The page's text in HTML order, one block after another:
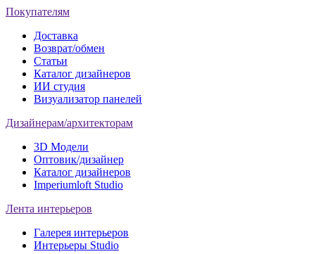
Покупателям
Доставка
Возврат/обмен
Статьи
Каталог дизайнеров
ИИ студия
Визуализатор панелей
Дизайнерам/архитекторам
3D Модели
Оптовик/дизайнер
Каталог дизайнеров
Imperiumloft Studio
Лента интерьеров
Галерея интерьеров
Интерьеры Studio